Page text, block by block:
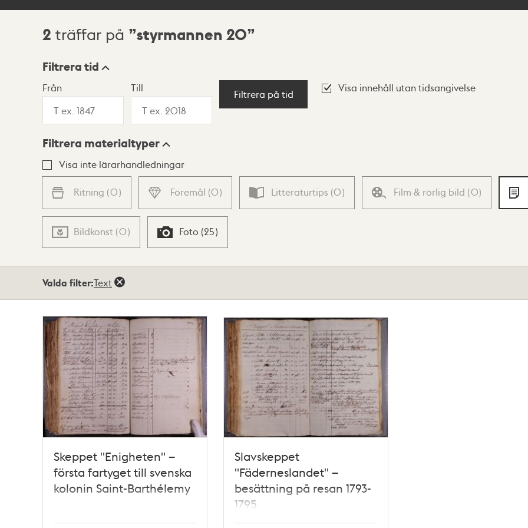
Sökresultat
2 träffar på styrmannen 20
Visningsläge
Lista Karta
Filtrera tid
Från Till
Filtrera på tid
Visa innehåll utan tidsangivelse
Filtrera materialtyper
Visa inte lärarhandledningar
Ritning (0) Föremål (0) Litteraturtips (0) Film & rörlig bild (0)
Bildkonst (0) Foto (25)
Valda filter:Text
Skeppet "Enigheten" –
första fartyget till svenska
kolonin Saint-Barthélemy
Slavskeppet
"Fäderneslandet" –
besättning på resan 1793-
1795